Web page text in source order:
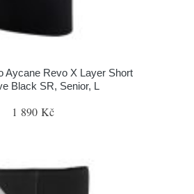
Aycane Revo X Layer Short
Black SR, Senior, L
1 890 Kč